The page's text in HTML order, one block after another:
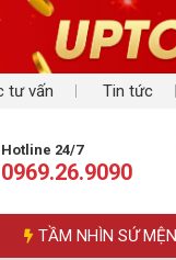
tư vấn Tin tức
Hotline 24/7
0969.26.9090
TẦM NHÌN SỨ